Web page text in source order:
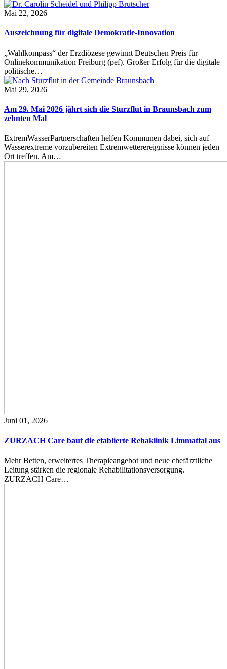
Mai 22, 2026
Auszeichnung für digitale Demokratie-Innovation
„Wahlkompass“ der Erzdiözese gewinnt Deutschen Preis für
Onlinekommunikation Freiburg (pef). Großer Erfolg für die digitale
politische…
Mai 29, 2026
Am 29. Mai 2026 jährt sich die Sturzflut in Braunsbach zum
zehnten Mal
ExtremWasserPartnerschaften helfen Kommunen dabei, sich auf
Wasserextreme vorzubereiten Extremwetterereignisse können jeden
Ort treffen. Am…
Juni 01, 2026
ZURZACH Care baut die etablierte Rehaklinik Limmattal aus
Mehr Betten, erweitertes Therapieangebot und neue chefärztliche
Leitung stärken die regionale Rehabilitationsversorgung.
ZURZACH Care…